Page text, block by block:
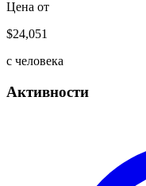
Цена от
$24,051
с человека
Активности